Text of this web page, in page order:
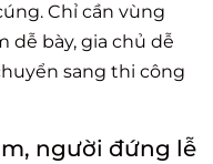
Chỉ cần vùng
dễ bày, gia chủ dễ
sang thi công
người đứng lễ